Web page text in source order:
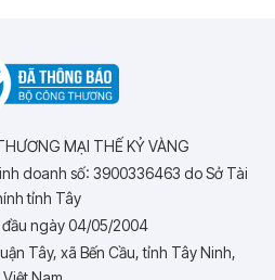
MẠI THẾ KỶ VÀNG
doanh số: 3900336463 do Sở Tài
tỉnh Tây
đầu ngày 04/05/2004
Tây, xã Bến Cầu, tỉnh Tây Ninh,